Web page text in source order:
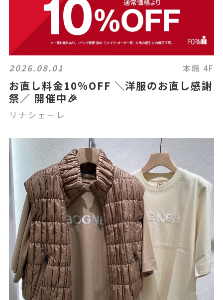
2026.08.01 本館 4F
お直し料金10％OFF ＼洋服のお直し感謝
祭／ 開催中🎉
リナシェーレ